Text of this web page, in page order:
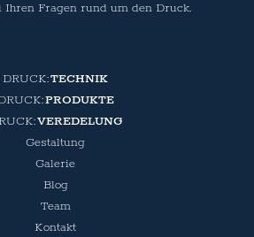
Ihren Fragen rund um den Druck.
TECHNIK
PRODUKTE
VEREDELUNG
Gestaltung
Galerie
Blog
Team
Kontakt